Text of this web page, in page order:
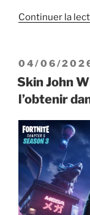
Continuer la
PUBLIÉ
LE
04/06/
Skin John
l’obtenir